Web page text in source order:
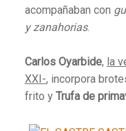
acompañaban con
y zanahorias.
Carlos Oyarbide, la
XXI-, incorpora
frito y Trufa de